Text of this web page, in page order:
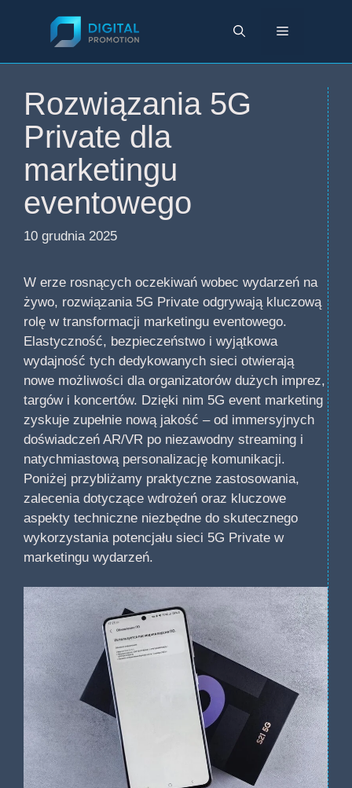
Menu
Rozwiązania 5G
Private dla
marketingu
eventowego
10 grudnia 2025
W erze rosnących oczekiwań wobec wydarzeń na
żywo, rozwiązania 5G Private odgrywają kluczową
rolę w transformacji marketingu eventowego.
Elastyczność, bezpieczeństwo i wyjątkowa
wydajność tych dedykowanych sieci otwierają
nowe możliwości dla organizatorów dużych imprez,
targów i koncertów. Dzięki nim 5G event marketing
zyskuje zupełnie nową jakość – od immersyjnych
doświadczeń AR/VR po niezawodny streaming i
natychmiastową personalizację komunikacji.
Poniżej przybliżamy praktyczne zastosowania,
zalecenia dotyczące wdrożeń oraz kluczowe
aspekty techniczne niezbędne do skutecznego
wykorzystania potencjału sieci 5G Private w
marketingu wydarzeń.